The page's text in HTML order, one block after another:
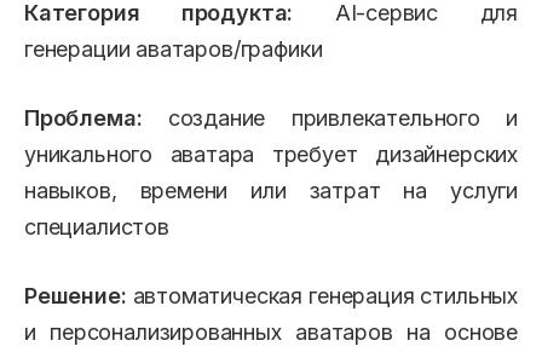
Категория продукта: AI-сервис для
генерации аватаров/графики
Проблема: создание привлекательного и
уникального аватара требует дизайнерских
навыков, времени или затрат на услуги
специалистов
Решение: автоматическая генерация стильных
и персонализированных аватаров на основе